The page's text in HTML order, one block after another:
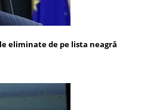
eliminate de pe lista neagră